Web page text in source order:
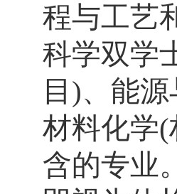
程与工艺
科学双学
目 )、能
材料化学(
含的专业。